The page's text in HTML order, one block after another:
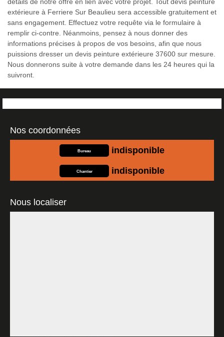
extérieure à Ferriere Sur Beaulieu sera accessible gratuitement et
sans engagement. Effectuez votre requête via le formulaire à
remplir ci-contre. Néanmoins, pensez à nous donner des
informations précises à propos de vos besoins, afin que nous
puissions dresser un devis peinture extérieure 37600 sur mesure.
Nous donnerons suite à votre demande dans les 24 heures qui la
suivront.
Nos coordonnées
Bureau indisponible
Chantier indisponible
Nous localiser